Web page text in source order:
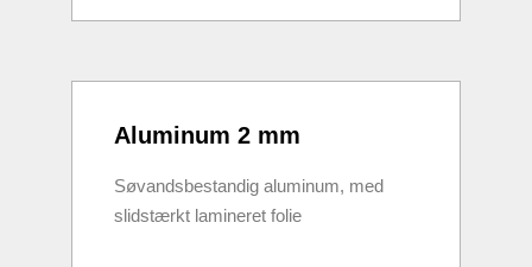
Aluminum 2 mm
Søvandsbestandig aluminum, med
slidstærkt lamineret folie